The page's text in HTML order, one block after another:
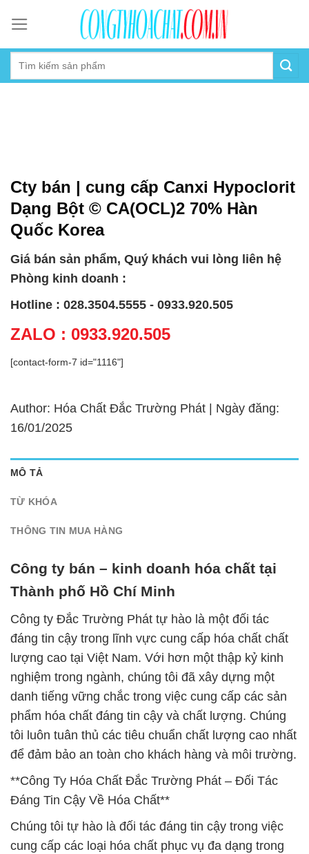
content
Cty bán | cung cấp Canxi Hypoclorit
Dạng Bột © CA(OCL)2 70% Hàn
Quốc Korea
Giá bán sản phẩm, Quý khách vui lòng liên hệ
Phòng kinh doanh :
Hotline : 028.3504.5555 - 0933.920.505
ZALO : 0933.920.505
[contact-form-7 id="1116"]
Author: Hóa Chất Đắc Trường Phát | Ngày đăng:
16/01/2025
MÔ TẢ
TỪ KHÓA
THÔNG TIN MUA HÀNG
Công ty bán – kinh doanh hóa chất tại
Thành phố Hồ Chí Minh
Công ty Đắc Trường Phát tự hào là một đối tác
đáng tin cậy trong lĩnh vực cung cấp hóa chất chất
lượng cao tại Việt Nam. Với hơn một thập kỷ kinh
nghiệm trong ngành, chúng tôi đã xây dựng một
danh tiếng vững chắc trong việc cung cấp các sản
phẩm hóa chất đáng tin cậy và chất lượng. Chúng
tôi luôn tuân thủ các tiêu chuẩn chất lượng cao nhất
để đảm bảo an toàn cho khách hàng và môi trường.
**Công Ty Hóa Chất Đắc Trường Phát – Đối Tác
Đáng Tin Cậy Về Hóa Chất**
Chúng tôi tự hào là đối tác đáng tin cậy trong việc
cung cấp các loại hóa chất phục vụ đa dạng trong